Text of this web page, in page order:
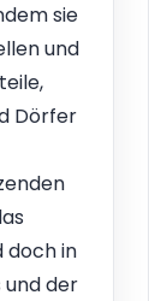
sie
und
Dörfer
doch in
und der